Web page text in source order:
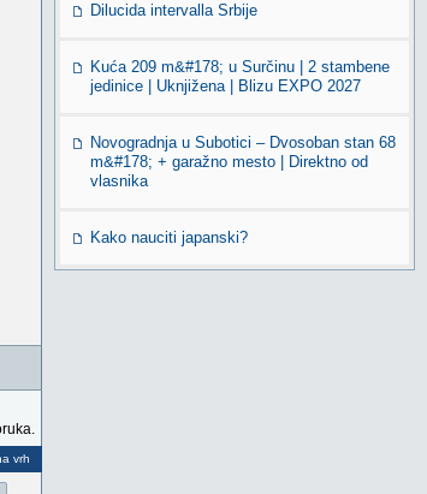
vrh
Dilucida intervalla Srbije
Kuća 209 m&#178; u Surčinu | 2 stambene
jedinice | Uknjižena | Blizu EXPO 2027
Novogradnja u Subotici – Dvosoban stan 68
m&#178; + garažno mesto | Direktno od
vlasnika
Kako nauciti japanski?